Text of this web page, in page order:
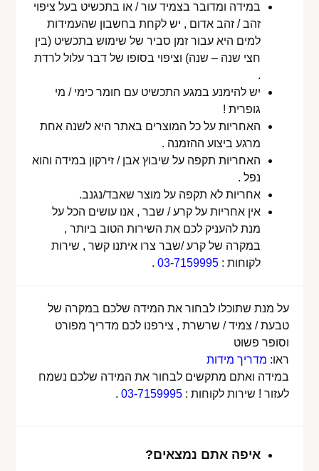
במידה ומדובר בצמיד עור / או בתכשיט בעל ציפוי
זהב / זהב אדום , יש לקחת בחשבון שהעמידות
למים היא עבור זמן סביר של שימוש בתכשיט (בין
חצי שנה – שנה) וציפוי בסופו של דבר עלול לרדת
.
יש להימנע במגע התכשיט עם חומר כימי / מי
גופרית !
האחריות על כל המוצרים באתר היא לשנה אחת
מרגע ביצוע ההזמנה .
האחריות תקפה על שיבוץ אבן / זירקון במידה והוא
נפל .
אחריות לא תקפה על מוצר שאבד/נגנב.
אין אחריות על קרע / שבר , אנו עושים הכל על
מנת להעניק לכם את השירות הטוב ביותר ,
במקרה של קרע /שבר צרו איתנו קשר , שירות
לקוחות :03-7159995
.
על מנת שתוכלו לבחור את המידה שלכם במקרה של
טבעת / צמיד / שרשרת , צירפנו לכם מדריך מפורט
וסופר פשוט
ראו: מדריך מידות
במידה ואתם מתקשים לבחור את המידה שלכם נשמח
לעזור ! שירות לקוחות :03-7159995
.
איפה אתם נמצאים?